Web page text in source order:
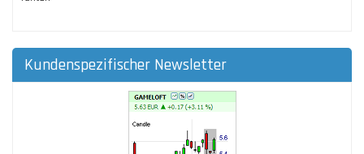
Kundenspezifischer Newsletter